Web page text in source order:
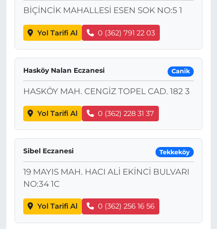
BİÇİNCİK MAHALLESİ ESEN SOK NO:5 1
Yol Tarifi Al 0 (362) 791 22 03
Hasköy Nalan Eczanesi Canik
HASKÖY MAH. CENGİZ TOPEL CAD. 182 3
Yol Tarifi Al 0 (362) 228 31 37
Sibel Eczanesi Tekkeköy
19 MAYIS MAH. HACI ALİ EKİNCİ BULVARI
NO:34 1C
Yol Tarifi Al 0 (362) 256 16 56